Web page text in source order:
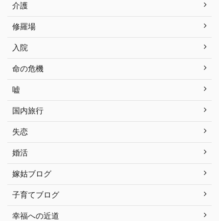
介護
修羅場
入院
命の危機
嘘
国内旅行
失恋
婚活
嫁姑ブログ
子育てブログ
幸福への近道